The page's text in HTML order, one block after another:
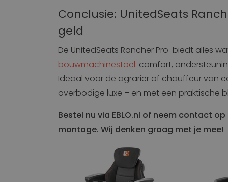
Conclusie: UnitedSeats
geld
De UnitedSeats Rancher Pro biedt alles
bouwmachinestoel: comfort,
Ideaal voor de agrariër of chauffeur van
overbodige luxe – en met een praktische
Bestel nu via EBLO.nl of neem contact
montage. Wij denken graag met je mee!
__Secure-
ROLLOUT_TOKEN
YSC